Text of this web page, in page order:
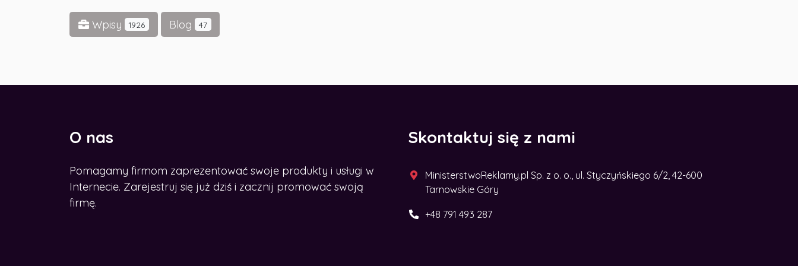
Wpisy 1926 Blog 47
O nas
Pomagamy firmom zaprezentować swoje produkty i usługi w
Internecie. Zarejestruj się już dziś i zacznij promować swoją
firmę.
Skontaktuj się z nami
MinisterstwoReklamy.pl Sp. z o. o., ul. Styczyńskiego 6/2, 42-600
Tarnowskie Góry
+48 791 493 287
CHCESZ ROZWINĄĆ BIZNES W
SIECI?
Zdobądź nasz e-book